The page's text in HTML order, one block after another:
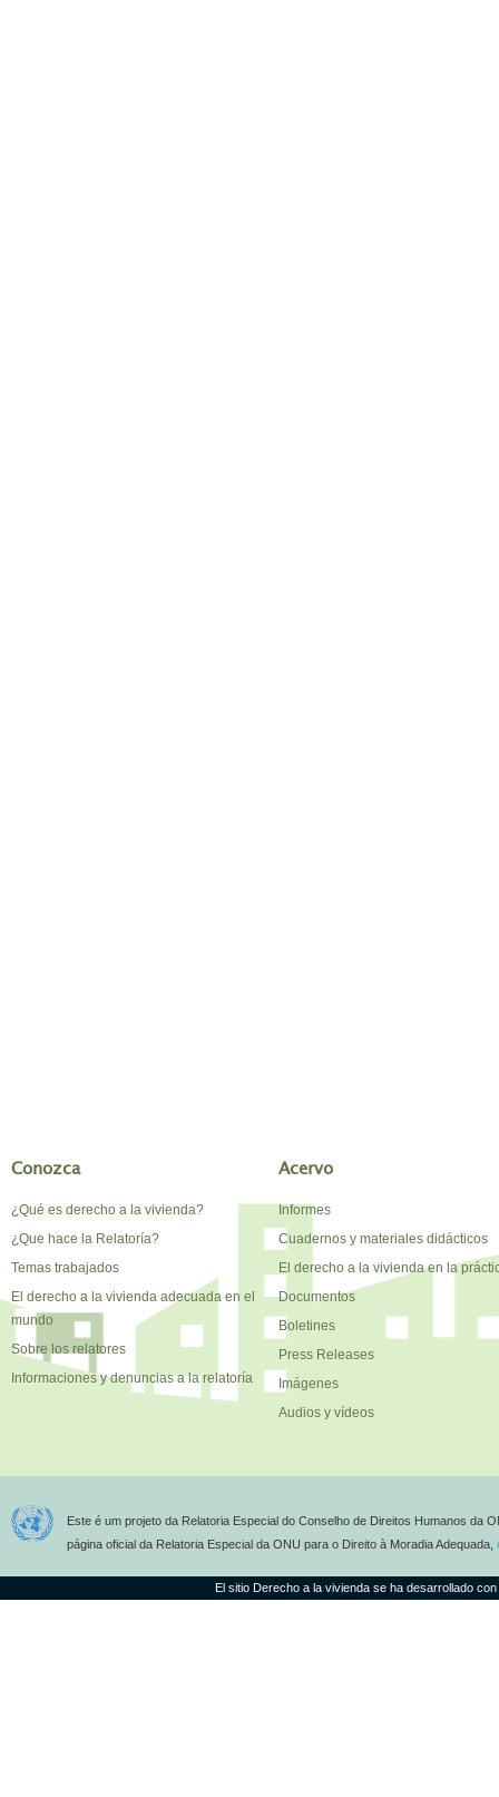
Conozca
¿Qué es derecho a la vivienda?
¿Que hace la Relatoría?
Temas trabajados
El derecho a la vivienda adecuada en el
mundo
Sobre los relatores
Informaciones y denuncias a la relatoría
Acervo
Informes
Cuadernos y materiales didácticos
El derecho a la vivienda en la
Documentos
Boletines
Press Releases
Imágenes
Audios y vídeos
Este é um projeto da Relatoria Especial do Conselho de Direitos Humanos da
página oficial da Relatoria Especial da ONU para o Direito à Moradia Adequada,
El sitio Derecho a la vivienda se ha desarrollado